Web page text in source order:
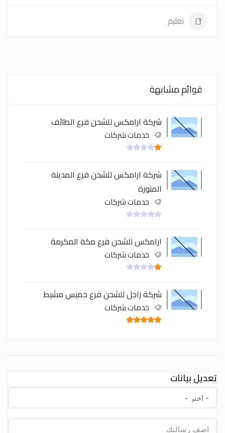
تعليم
قوائم مشابهة
شركة ارامكس للشحن فرع الطائف
خدمات شركات
شركة ارامكس للشحن فرع المدينة
المنورة
خدمات شركات
ارامكس للشحن فرع مكة المكرمة
خدمات شركات
شركة زاجل للشحن فرع خميس مشيط
خدمات شركات
تعديل بيانات